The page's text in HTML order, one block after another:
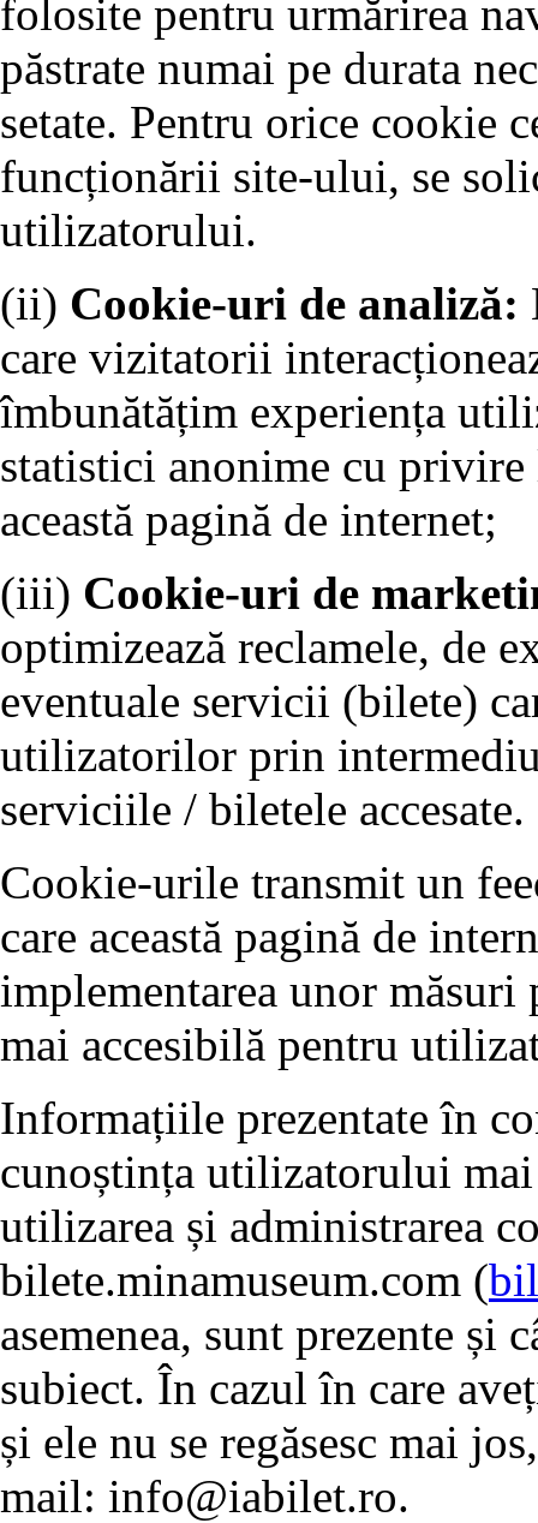
folosite pentru urmărirea
păstrate numai pe durata
setate. Pentru orice cookie
funcționării site-ului, se
utilizatorului.
(ii) Cookie-uri de analiză:
care vizitatorii
îmbunătățim experiența
statistici anonime cu
această pagină de internet;
(iii) Cookie-uri de
optimizează reclamele, de
eventuale servicii (bilete)
utilizatorilor prin
serviciile / biletele accesate.
Cookie-urile transmit un
care această pagină de
implementarea unor
mai accesibilă pentru
Informațiile prezentate în
cunoștința utilizatorului
utilizarea și administrarea
bilete.minamuseum.com (
asemenea, sunt prezente și
subiect. În cazul în care
și ele nu se regăsesc mai
mail: info@iabilet.ro.